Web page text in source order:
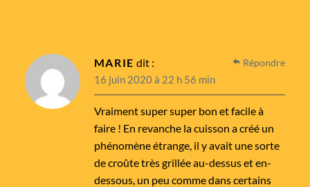
MARIE dit :
16 juin 2020 à 22 h 56 min
Vraiment super super bon et facile à
faire ! En revanche la cuisson a créé un
phénomène étrange, il y avait une sorte
de croûte très grillée au-dessus et en-
dessous, un peu comme dans certains
Répondre